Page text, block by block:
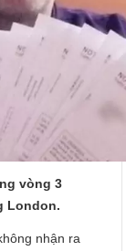
vòng 3
London.
nhận ra